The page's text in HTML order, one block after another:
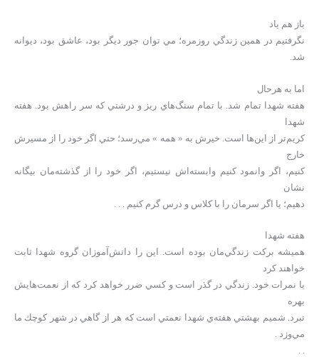
باز هم ياد
نگرفتيم در همين زندگي روزمره؛ مي توان جور ديگر بود، عاشق بود، ديوانه
شد.
اما به هرحال
هفته شهدا تمام شد. با تمام سنگ‌هاي ريز و درشتي كه سر راهش بود. هفته
شهدا
كريم‌تر از اين‌ها است. خيرش به « همه » مي‌رسد؛ حتي اگر خود را از مسيرش
خارج
كنيم، اگر وانمود كنيم وابسته‌اش نيستيم، اگر خود را از گذشته‌مان بيگانه
نشان
دهيم؛ يا اگر سرمان را با كلاس و درس گرم كنيم . . .
هفته شهدا
هميشه بركت زندگي‌مان بوده است. اين را دانش‌آموزان گروه شهدا ثابت
خواهند كرد
با نمرات خود. زندگي در گذر است و كسي ضرر خواهد كرد كه از نعمت‌هايش
بهره
نبرد. شميم بهشتي هفته‌ي شهدا نعمتي است كه هر از گاهي در شهر كوچك ما
مي‌وزد .
. .